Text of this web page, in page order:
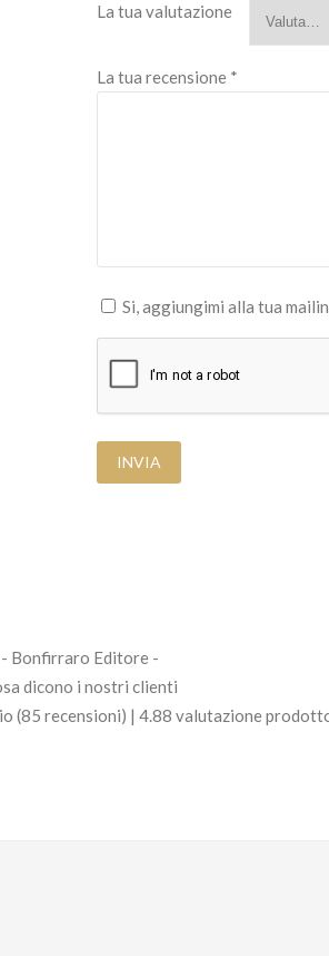
La tua valutazione
La tua recensione *
Si, aggiungimi alla tua
- Bonfirraro Editore -
dicono i nostri clienti
(85 recensioni) | 4.88 valutazione